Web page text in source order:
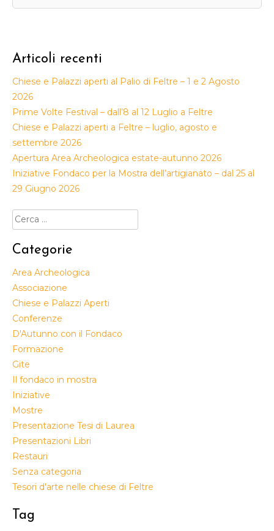
Articoli recenti
Chiese e Palazzi aperti al Palio di Feltre – 1 e 2 Agosto
2026
Prime Volte Festival – dall’8 al 12 Luglio a Feltre
Chiese e Palazzi aperti a Feltre – luglio, agosto e
settembre 2026
Apertura Area Archeologica estate-autunno 2026
Iniziative Fondaco per la Mostra dell’artigianato – dal 25 al
29 Giugno 2026
Ricerca
per:
Categorie
Area Archeologica
Associazione
Chiese e Palazzi Aperti
Conferenze
D'Autunno con il Fondaco
Formazione
Gite
Il fondaco in mostra
Iniziative
Mostre
Presentazione Tesi di Laurea
Presentazioni Libri
Restauri
Senza categoria
Tesori d'arte nelle chiese di Feltre
Tag